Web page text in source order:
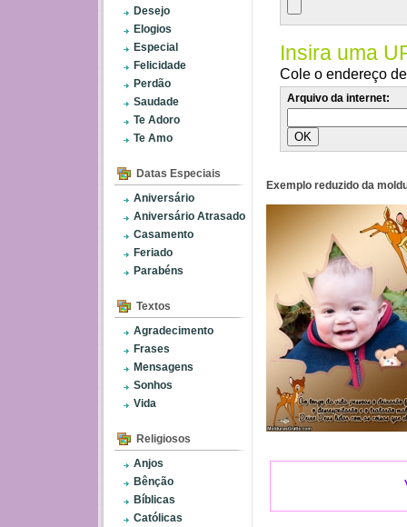
Desejo
Elogios
Especial
Felicidade
Perdão
Saudade
Te Adoro
Te Amo
Datas Especiais
Aniversário
Aniversário Atrasado
Casamento
Feriado
Parabéns
Textos
Agradecimento
Frases
Mensagens
Sonhos
Vida
Religiosos
Anjos
Bênção
Bíblicas
Católicas
Insira uma
Cole o endereço
Arquivo da internet:
Exemplo reduzido da